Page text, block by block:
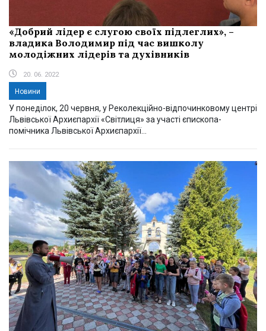
«Добрий лідер є слугою своїх підлеглих», –
владика Володимир під час вишколу
молодіжних лідерів та духівників
20. 06. 2022
Новини
У понеділок, 20 червня, у Реколекційно-відпочинковому центрі
Львівської Архиєпархії «Світлиця» за участі єпископа-
помічника Львівської Архиєпархії...